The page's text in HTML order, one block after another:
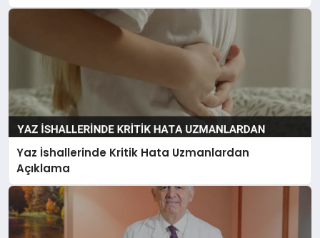
Yaz İshallerinde Kritik Hata Uzmanlardan
Açıklama